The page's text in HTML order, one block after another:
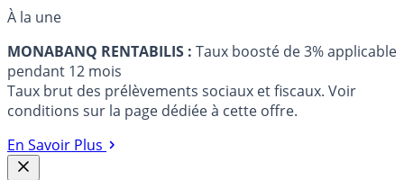
À la une
MONABANQ RENTABILIS : Taux boosté de 3% applicable
pendant 12 mois
Taux brut des prélèvements sociaux et fiscaux. Voir
conditions sur la page dédiée à cette offre.
En Savoir Plus